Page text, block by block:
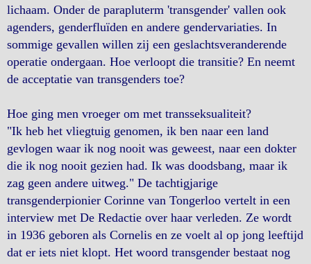
lichaam. Onder de parapluterm 'transgender' vallen ook
agenders, genderfluïden en andere gendervariaties. In
sommige gevallen willen zij een geslachtsveranderende
operatie ondergaan. Hoe verloopt die transitie? En neemt
de acceptatie van transgenders toe?
Hoe ging men vroeger om met transseksualiteit?
"Ik heb het vliegtuig genomen, ik ben naar een land
gevlogen waar ik nog nooit was geweest, naar een dokter
die ik nog nooit gezien had. Ik was doodsbang, maar ik
zag geen andere uitweg." De tachtigjarige
transgenderpionier Corinne van Tongerloo vertelt in een
interview met De Redactie over haar verleden. Ze wordt
in 1936 geboren als Cornelis en ze voelt al op jong leeftijd
dat er iets niet klopt. Het woord transgender bestaat nog